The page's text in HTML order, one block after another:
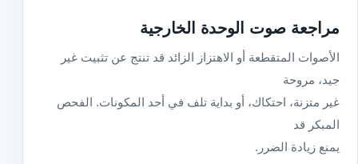
مراجعة صوت الوحدة الخارجية
الأصوات المتقطعة أو الاهتزاز الزائد قد تنتج عن تثبيت غير
جيد، مروحة
غير متزنة، احتكاك، أو بداية تلف في أحد المكونات. الفحص
المبكر قد
يمنع زيادة الضرر.